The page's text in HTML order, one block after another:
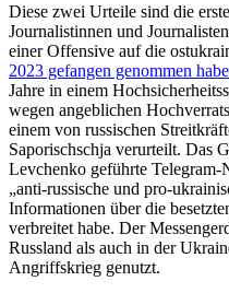
Diese zwei Urteile sind die
Journalistinnen und
einer Offensive auf die
2023 gefangen genommen
Jahre in einem
wegen angeblichen
einem von russischen
Saporischschja verurteilt. Das
Levchenko geführte Telegram-
„anti-russische und pro-
Informationen über die
verbreitet habe. Der
Russland als auch in der
Angriffskrieg genutzt.